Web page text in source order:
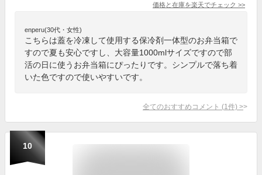
価格と在庫を楽天でチェック >>
enperu(30代・女性)
こちらは蓋を冷凍して使用する保冷剤一体型のお弁当箱で
すので夏も安心ですし、大容量1000mlサイズですので部
活の日に使うお弁当箱にぴったりです。シンプルで落ち着
いた色ですので使いやすいです。
全てのおすすめコメント (1 件) >
10